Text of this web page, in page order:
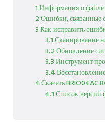
1 Информация о
2 Ошибки, связанные
3 Как исправить
3.1 Сканирование
3.2 Обновление
3.3 Инструмент
3.4
4 Скачать
4.1 Список версий